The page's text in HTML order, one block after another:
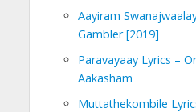
Aayiram
Gambler [2019]
Paravayaay Lyrics –
Aakasham
Muttathekombile